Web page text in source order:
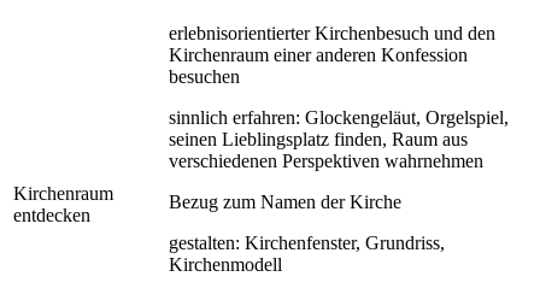
Kirchenraum
entdecken
erlebnisorientierter Kirchenbesuch und den
Kirchenraum einer anderen Konfession
besuchen
sinnlich erfahren: Glockengeläut, Orgelspiel,
seinen Lieblingsplatz finden, Raum aus
verschiedenen Perspektiven wahrnehmen
Bezug zum Namen der Kirche
gestalten: Kirchenfenster, Grundriss,
Kirchenmodell